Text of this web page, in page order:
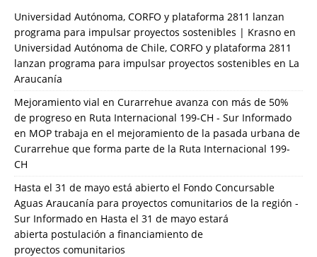
Universidad Autónoma, CORFO y plataforma 2811 lanzan
programa para impulsar proyectos sostenibles | Krasno en
Universidad Autónoma de Chile, CORFO y plataforma 2811
lanzan programa para impulsar proyectos sostenibles en La
Araucanía
Mejoramiento vial en Curarrehue avanza con más de 50%
de progreso en Ruta Internacional 199-CH - Sur Informado
en MOP trabaja en el mejoramiento de la pasada urbana de
Curarrehue que forma parte de la Ruta Internacional 199-
CH
Hasta el 31 de mayo está abierto el Fondo Concursable
Aguas Araucanía para proyectos comunitarios de la región -
Sur Informado en Hasta el 31 de mayo estará
abierta postulación a financiamiento de
proyectos comunitarios